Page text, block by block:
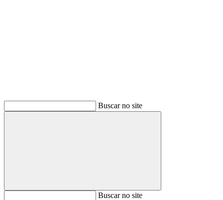
Buscar no site
BuscarBuscar no site